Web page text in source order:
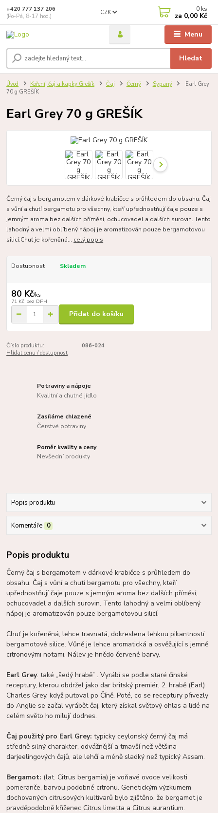
Menu
CZK
Hledat
+420 777 137 206
(Po-Pá, 8-17 hod.)
0 ks
za 0,00 Kč
Úvod Koření, čaj a kapky Grešík Čaj Černý Sypaný
Earl Grey
70 g GREŠÍK
Earl Grey 70 g GREŠÍK
Černý čaj s bergamotem v dárkové krabičce s průhledem do obsahu. Čaj
s vůní a chutí bergamotu pro všechny, kteří upřednostňují čaje pouze s
jemným aroma bez dalších příměsí, ochucovadel a dalších surovin. Tento
lahodný a velmi oblíbený nápoj je aromatizován pouze bergamotovou
silicí.Chuť je kořeněná... celý popis
Dostupnost Skladem
80 Kč/ks
71 Kč bez DPH
Přidat do košíku
Číslo produktu:
086-024
Hlídat cenu / dostupnost
Potraviny a nápoje
Kvalitní a chutné jídlo
Zasíláme chlazené
Čerstvé potraviny
Poměr kvality a ceny
Nevšední produkty
Popis produktu
Komentáře 0
Popis produktu
Černý čaj s bergamotem v dárkové krabičce s průhledem do
obsahu. Čaj s vůní a chutí bergamotu pro všechny, kteří
upřednostňují čaje pouze s jemným aroma bez dalších příměsí,
ochucovadel a dalších surovin. Tento lahodný a velmi oblíbený
nápoj je aromatizován pouze bergamotovou silicí.
Chuť je kořeněná, lehce travnatá, dokreslena lehkou pikantností
bergamotové silice. Vůně je lehce aromatická a osvěžující s jemně
citronovými notami. Nálev je hnědo červené barvy.
Earl Grey: také „šedý hrabě” . Vyrábí se podle staré čínské
receptury, kterou obdržel jako dar britský premiér, 2. hrabě (Earl)
Charles Grey, když putoval po Číně. Poté, co se receptury přivezly
do Anglie se začal vyrábět čaj, který získal světový ohlas a lidé na
celém světo ho milují dodnes.
Čaj použitý pro Earl Grey: typicky ceylonský černý čaj má
středně silný charakter, odvážnější a tmavší než většina
darjeelingových čajů, ale lehčí a méně sladký než typický Assam.
Bergamot: (lat. Citrus bergamia) je voňavé ovoce velikosti
pomeranče, barvou podobné citronu. Genetickým výzkumem
dochovaných citrusových kultivarů bylo zjištěno, že bergamot je
pravděpodobně kříženec Citrus limetta a Citrus aurantium.